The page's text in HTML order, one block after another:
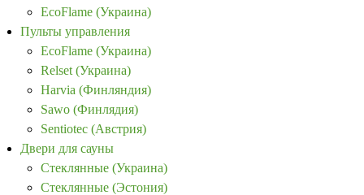
EcoFlame (Украина)
Пульты управления
EcoFlame (Украина)
Relset (Украина)
Harvia (Финляндия)
Sawo (Финлядия)
Sentiotec (Австрия)
Двери для сауны
Стеклянные (Украина)
Стеклянные (Эстония)